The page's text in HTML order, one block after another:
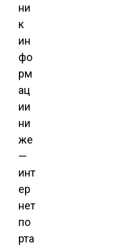
ни
к
ин
фо
рм
ац
ии
ни
же
—
инт
ер
нет
по
рта